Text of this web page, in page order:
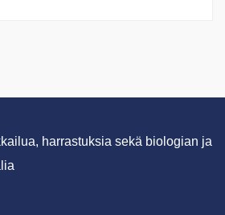
harrastuksia sekä biologian ja